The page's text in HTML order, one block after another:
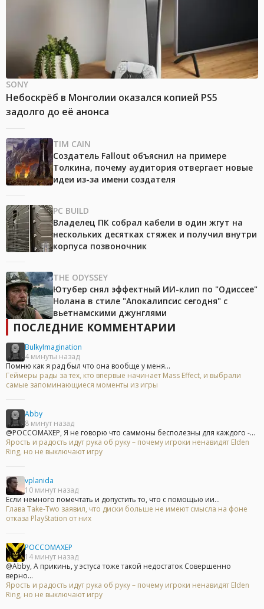
SONY
Небоскрёб в Монголии оказался копией PS5
задолго до её анонса
TIM CAIN
Создатель Fallout объяснил на примере
Толкина, почему аудитория отвергает новые
идеи из-за имени создателя
PC BUILD
Владелец ПК собрал кабели в один жгут на
нескольких десятках стяжек и получил внутри
корпуса позвоночник
THE ODYSSEY
Ютубер снял эффектный ИИ-клип по "Одиссее"
Нолана в стиле "Апокалипсис сегодня" с
вьетнамскими джунглями
ПОСЛЕДНИЕ КОММЕНТАРИИ
BulkyImagination
4 минуты назад
Помню как я рад был что она вообще у меня...
Геймеры рады за тех, кто впервые начинает Mass Effect, и выбрали
самые запоминающиеся моменты из игры
Abby
8 минут назад
@POCCOMAXEP, Я не говорю что саммоны бесполезны для каждого -...
Ярость и радость идут рука об руку – почему игроки ненавидят Elden
Ring, но не выключают игру
vplanida
10 минут назад
Если немного помечтать и допустить то, что с помощью ии...
Глава Take-Two заявил, что диски больше не имеют смысла на фоне
отказа PlayStation от них
POCCOMAXEP
14 минут назад
@Abby, А прикинь, у эстуса тоже такой недостаток Совершенно
верно...
Ярость и радость идут рука об руку – почему игроки ненавидят Elden
Ring, но не выключают игру